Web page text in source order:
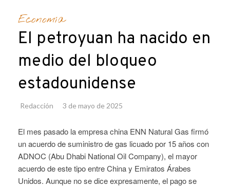
Economía
El petroyuan ha nacido en
medio del bloqueo
estadounidense
Redacción 3 de mayo de 2025
El mes pasado la empresa china ENN Natural Gas firmó
un acuerdo de suministro de gas licuado por 15 años con
ADNOC (Abu Dhabi National Oil Company), el mayor
acuerdo de este tipo entre China y Emiratos Árabes
Unidos. Aunque no se dice expresamente, el pago se